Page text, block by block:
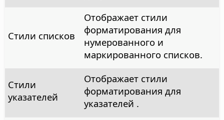
Стили списков
Отображает стили
форматирования для
нумерованного и
маркированного списков.
Стили
указателей
Отображает стили
форматирования для
указателей .